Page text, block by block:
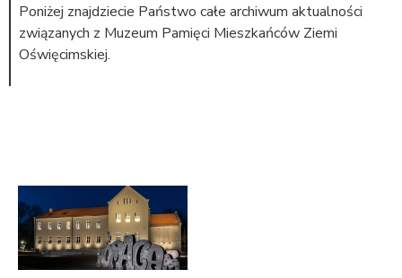
Poniżej znajdziecie Państwo całe archiwum aktualności
związanych z Muzeum Pamięci Mieszkańców Ziemi
Oświęcimskiej.